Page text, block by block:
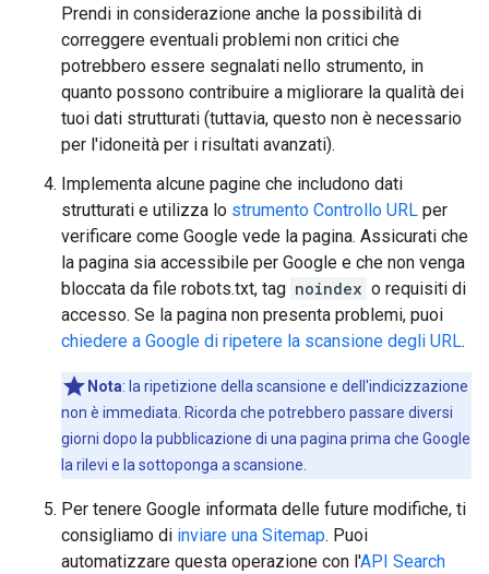
Prendi in considerazione anche la possibilità di
correggere eventuali problemi non critici che
potrebbero essere segnalati nello strumento, in
quanto possono contribuire a migliorare la qualità dei
tuoi dati strutturati (tuttavia, questo non è necessario
per l'idoneità per i risultati avanzati).
Implementa alcune pagine che includono dati
strutturati e utilizza lo strumento Controllo URL per
verificare come Google vede la pagina. Assicurati che
la pagina sia accessibile per Google e che non venga
bloccata da file robots.txt, tag noindex o requisiti di
accesso. Se la pagina non presenta problemi, puoi
chiedere a Google di ripetere la scansione degli URL.
Nota: la ripetizione della scansione e dell'indicizzazione
non è immediata. Ricorda che potrebbero passare diversi
giorni dopo la pubblicazione di una pagina prima che Google
la rilevi e la sottoponga a scansione.
Per tenere Google informata delle future modifiche, ti
consigliamo di inviare una Sitemap. Puoi
automatizzare questa operazione con l'API Search